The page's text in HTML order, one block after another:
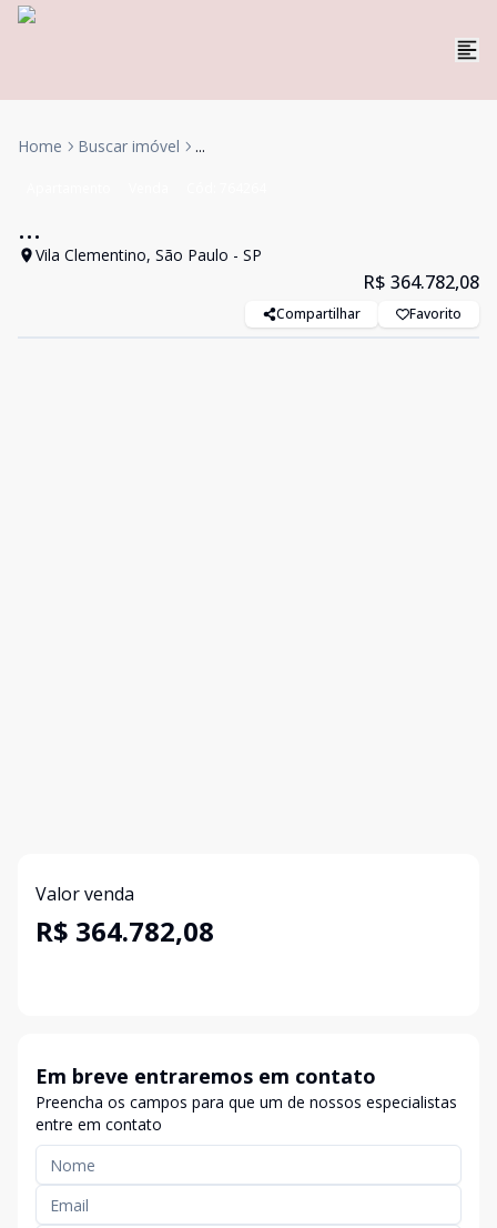
Home Buscar imóvel ...
...
Vila Clementino, São Paulo - SP
R$ 364.782,08
Compartilhar Favorito
Valor venda
R$ 364.782,08
Em breve entraremos em contato
Preencha os campos para que um de nossos especialistas
entre em contato